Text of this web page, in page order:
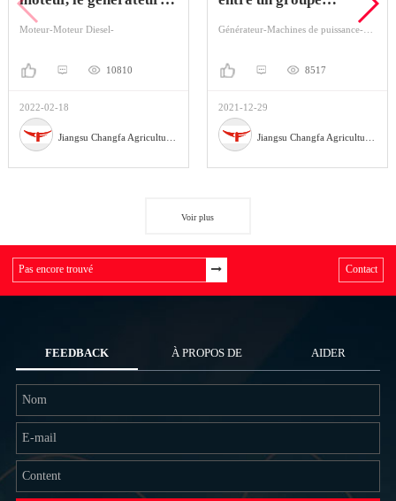
le moteur
Moteur-Moteur Diesel-
10810
2022-02-18
électrogène et un
8517
2021-12-29
Voir plus
Contact
FEEDBACK À PROPOS DE
NOUS
AIDER